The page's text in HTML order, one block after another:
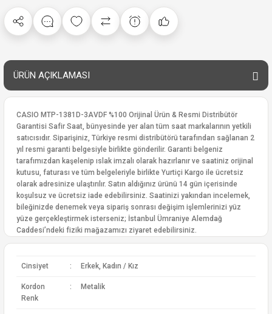
ÜRÜN AÇIKLAMASI
CASIO MTP-1381D-3AVDF %100 Orijinal Ürün & Resmi Distribütör
Garantisi Safir Saat, bünyesinde yer alan tüm saat markalarının yetkili
satıcısıdır. Siparişiniz, Türkiye resmi distribütörü tarafından sağlanan 2
yıl resmi garanti belgesiyle birlikte gönderilir. Garanti belgeniz
tarafımızdan kaşelenip ıslak imzalı olarak hazırlanır ve saatiniz orijinal
kutusu, faturası ve tüm belgeleriyle birlikte Yurtiçi Kargo ile ücretsiz
olarak adresinize ulaştırılır. Satın aldığınız ürünü 14 gün içerisinde
koşulsuz ve ücretsiz iade edebilirsiniz. Saatinizi yakından incelemek,
bileğinizde denemek veya sipariş sonrası değişim işlemlerinizi yüz
yüze gerçekleştirmek isterseniz; İstanbul Ümraniye Alemdağ
Caddesi’ndeki fiziki mağazamızı ziyaret edebilirsiniz.
Cinsiyet : Erkek, Kadın / Kız
Kordon
Renk
: Metalik